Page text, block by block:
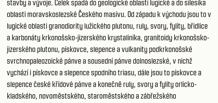
stavby a vývoje. Celek spadá do geologické oblasti lugické a do silesika
oblasti moravskoslezské Českého masivu. Od západu k východu jsou to v
lugické oblasti granodiority lužického plutonu, ruly, svory, fylity, břidlice
a karbonáty krkonošsko-jizerského krystalinika, granitoidy krkonošsko-
jizerského plutonu, pískovce, slepence a vulkanity podkrkonošské
svrchnopaleozoické pánve a sousední pánve dolnoslezské, v nichž
vychází i pískovce a slepence spodního triasu, dále jsou to pískovce a
slepence české křídové pánve a konečně ruly, svory a fylity orlicko-
kladského, novoměstského, staroměstského a zábřežského